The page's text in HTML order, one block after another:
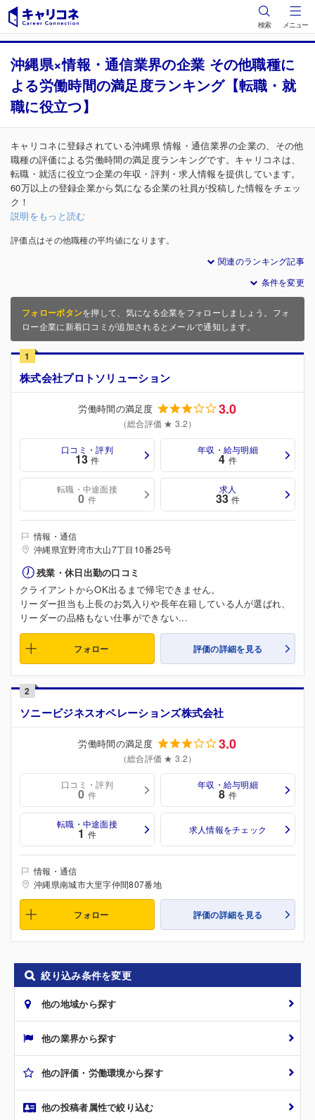
検索 メニュー
沖縄県×情報・通信業界の企業 その他職種に
よる労働時間の満足度ランキング【転職・就
職に役立つ】
キャリコネに登録されている沖縄県 情報・通信業界の企業の、その他
職種の評価による労働時間の満足度ランキングです。キャリコネは、
転職・就活に役立つ企業の年収・評判・求人情報を提供しています。
60万以上の登録企業から気になる企業の社員が投稿した情報をチェッ
ク！
説明をもっと読む
評価点はその他職種の平均値になります。
関連のランキング記事
条件を変更
フォローボタンを押して、気になる企業をフォローしましょう。フォ
ロー企業に新着口コミが追加されるとメールで通知します。
1
株式会社プロトソリューション
労働時間の満足度 3.0
（総合評価 ★ 3.2）
口コミ・評判
13 件
年収・給与明細
4 件
転職・中途面接
0 件
求人
33 件
情報・通信
沖縄県宜野湾市大山7丁目10番25号
残業・休日出勤の口コミ
クライアントからOK出るまで帰宅できません。
リーダー担当も上長のお気入りや長年在籍している人が選ばれ、
リーダーの品格もない仕事ができない...
フォロー 評価の詳細を見る
2
ソニービジネスオペレーションズ株式会社
労働時間の満足度 3.0
（総合評価 ★ 3.2）
口コミ・評判
0 件
年収・給与明細
8 件
転職・中途面接
1 件 求人情報をチェック
情報・通信
沖縄県南城市大里字仲間807番地
フォロー 評価の詳細を見る
絞り込み条件を変更
他の地域から探す
他の業界から探す
他の評価・労働環境から探す
他の投稿者属性で絞り込む